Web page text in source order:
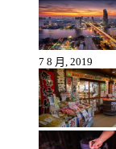
7 8 月, 2019